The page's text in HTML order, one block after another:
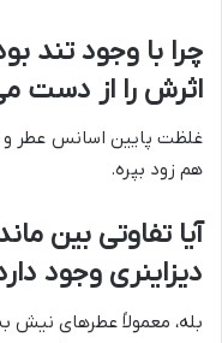
چرا با وجود تند
اثرش را از دست
غلظت پایین اسانس عطر
هم زود بپره.
آیا تفاوتی بین
دیزاینری وجود
بله، معمولاً عطرهای نیش